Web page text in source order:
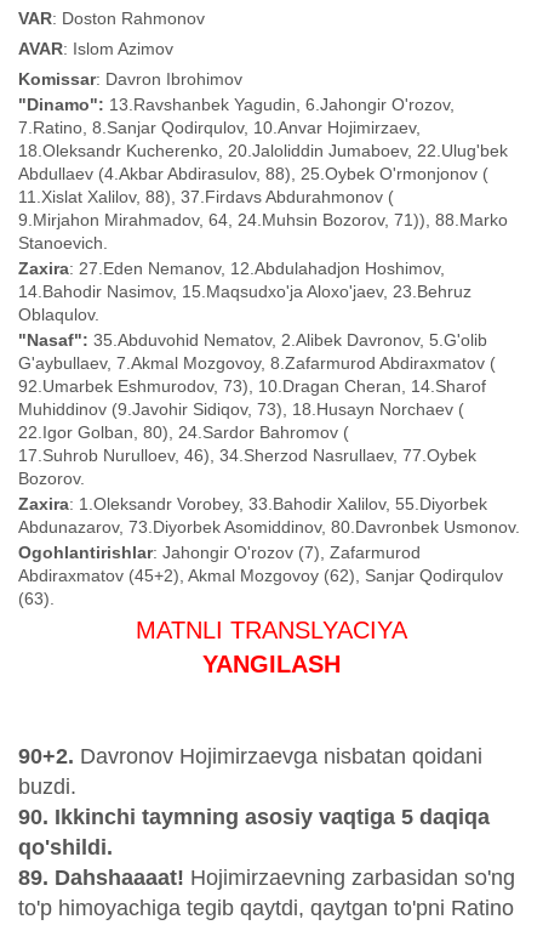
VAR: Doston Rahmonov
AVAR: Islom Azimov
Komissar: Davron Ibrohimov
"Dinamo": 13.Ravshanbek Yagudin, 6.Jahongir O'rozov,
7.Ratino, 8.Sanjar Qodirqulov, 10.Anvar Hojimirzaev,
18.Oleksandr Kucherenko, 20.Jaloliddin Jumaboev, 22.Ulug'bek
Abdullaev (4.Akbar Abdirasulov, 88) , 25.Oybek O'rmonjonov (
11.Xislat Xalilov, 88) , 37.Firdavs Abdurahmonov (
9.Mirjahon Mirahmadov, 64, 24.Muhsin Bozorov, 71)) , 88.Marko
Stanoevich.
Zaxira: 27.Eden Nemanov, 12.Abdulahadjon Hoshimov,
14.Bahodir Nasimov, 15.Maqsudxo'ja Aloxo'jaev, 23.Behruz
Oblaqulov.
"Nasaf": 35.Abduvohid Nematov, 2.Alibek Davronov, 5.G'olib
G'aybullaev, 7.Akmal Mozgovoy, 8.Zafarmurod Abdiraxmatov (
92.Umarbek Eshmurodov, 73) , 10.Dragan Cheran, 14.Sharof
Muhiddinov (9.Javohir Sidiqov, 73) , 18.Husayn Norchaev (
22.Igor Golban, 80) , 24.Sardor Bahromov (
17.Suhrob Nurulloev, 46) , 34.Sherzod Nasrullaev, 77.Oybek
Bozorov.
Zaxira: 1.Oleksandr Vorobey, 33.Bahodir Xalilov, 55.Diyorbek
Abdunazarov, 73.Diyorbek Asomiddinov, 80.Davronbek Usmonov.
Ogohlantirishlar: Jahongir O'rozov (7), Zafarmurod
Abdiraxmatov (45+2), Akmal Mozgovoy (62), Sanjar Qodirqulov
(63).
MATNLI TRANSLYACIYA
YANGILASH
90+2. Davronov Hojimirzaevga nisbatan qoidani
buzdi.
90. Ikkinchi taymning asosiy vaqtiga 5 daqiqa
qo'shildi.
89. Dahshaaaat! Hojimirzaevning zarbasidan so'ng
to'p himoyachiga tegib qaytdi, qaytgan to'pni Ratino